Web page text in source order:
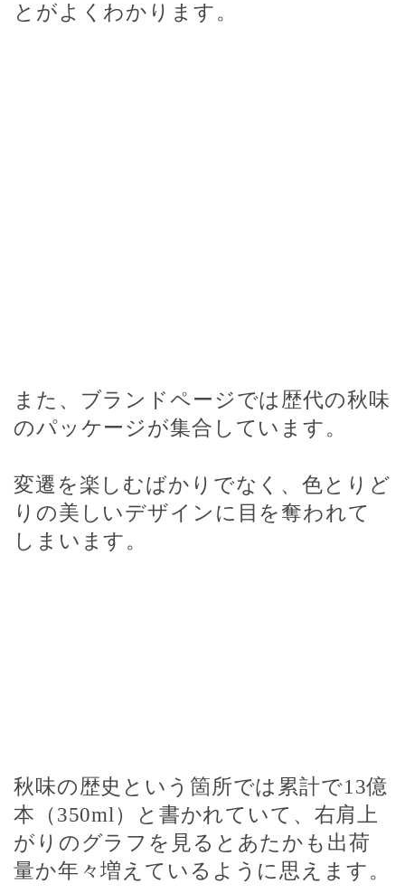
とがよくわかります。
また、ブランドページ では歴代の秋味
のパッケージが集合しています。
変遷を楽しむばかりでなく、色とりど
りの美しいデザインに目を奪われて
しまいます。
秋味の歴史という箇所では累計で13億
本（ 350ml）と書かれていて、右肩上
がりのグラフを見るとあたかも出荷
量か年々増えているように思えます。